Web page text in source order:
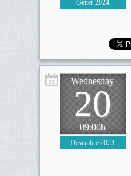
Gener 2024
Wednesday
20
09:00h
Desembre 2023